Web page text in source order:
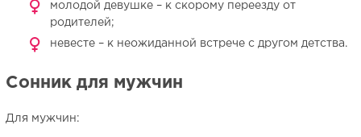
молодой девушке – к скорому переезду от
родителей;
невесте – к неожиданной встрече с другом детства.
Сонник для мужчин
Для мужчин: